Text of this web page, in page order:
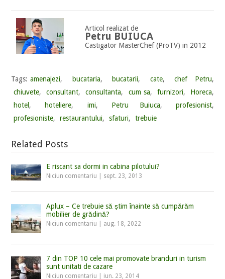
Articol realizat de
Petru BUIUCA
Castigator MasterChef (ProTV) in 2012
Tags: amenajezi, bucataria, bucatarii, cate, chef Petru,
chiuvete, consultant, consultanta, cum sa, furnizori, Horeca,
hotel , hoteliere, imi, Petru Buiuca, profesionist,
profesioniste, restaurantului, sfaturi, trebuie
Related Posts
E riscant sa dormi in cabina pilotului?
Niciun comentariu sept. 23, 2013
Aplux – Ce trebuie să știm înainte să cumpărăm
mobilier de grădină?
Niciun comentariu aug. 18, 2022
7 din TOP 10 cele mai promovate branduri in turism
sunt unitati de cazare
Niciun comentariu iun. 23, 2014